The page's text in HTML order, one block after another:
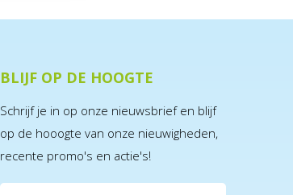
BLIJF OP DE HOOGTE
Schrijf je in op onze nieuwsbrief en blijf
op de hooogte van onze nieuwigheden,
recente promo's en actie's!